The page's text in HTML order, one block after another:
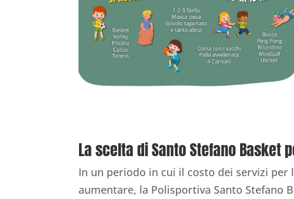
La scelta di Santo Stefano Basket
In un periodo in cui il costo dei servizi per
aumentare, la Polisportiva Santo Stefano